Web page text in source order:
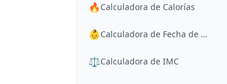
🔥 Calculadora de Calorías
👶 Calculadora de Fecha de Parto
⚖️Calculadora de IMC